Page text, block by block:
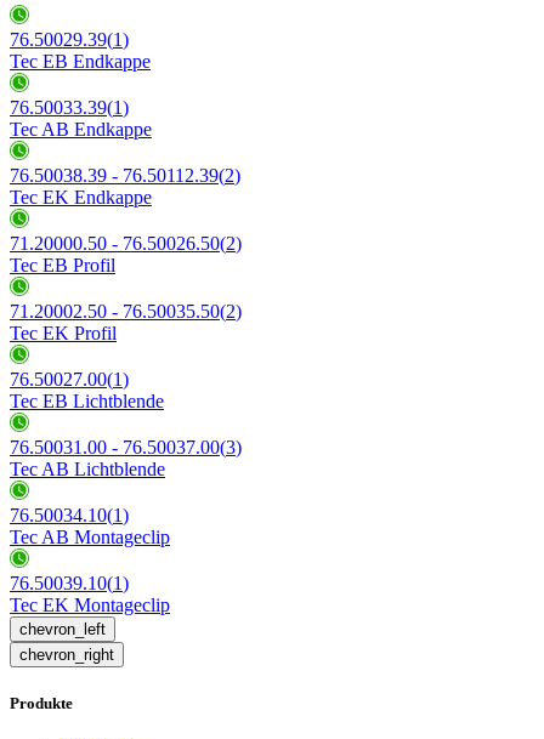
76.50029.39(1)
Tec EB Endkappe
76.50033.39(1)
Tec AB Endkappe
76.50038.39 - 76.50112.39(2)
Tec EK Endkappe
71.20000.50 - 76.50026.50(2)
Tec EB Profil
71.20002.50 - 76.50035.50(2)
Tec EK Profil
76.50027.00(1)
Tec EB Lichtblende
76.50031.00 - 76.50037.00(3)
Tec AB Lichtblende
76.50034.10(1)
Tec AB Montageclip
76.50039.10(1)
Tec EK Montageclip
chevron_left
chevron_right
Produkte